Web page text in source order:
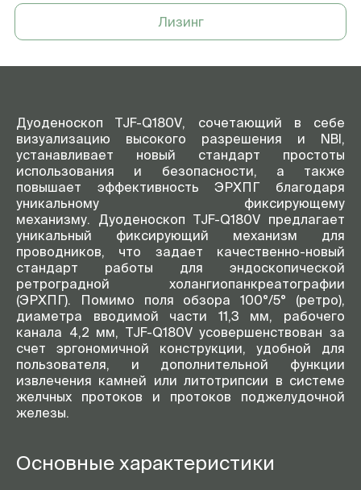
Лизинг
Дуоденоскоп TJF-Q180V, сочетающий в себе
визуализацию высокого разрешения и NBI,
устанавливает новый стандарт простоты
использования и безопасности, а также
повышает эффективность ЭРХПГ благодаря
уникальному фиксирующему
механизму. Дуоденоскоп TJF-Q180V предлагает
уникальный фиксирующий механизм для
проводников, что задает качественно-новый
стандарт работы для эндоскопической
ретроградной холангиопанкреатографии
(ЭРХПГ). Помимо поля обзора 100°/5° (ретро),
диаметра вводимой части 11,3 мм, рабочего
канала 4,2 мм, TJF-Q180V усовершенствован за
счет эргономичной конструкции, удобной для
пользователя, и дополнительной функции
извлечения камней или литотрипсии в системе
желчных протоков и протоков поджелудочной
железы.
Основные характеристики